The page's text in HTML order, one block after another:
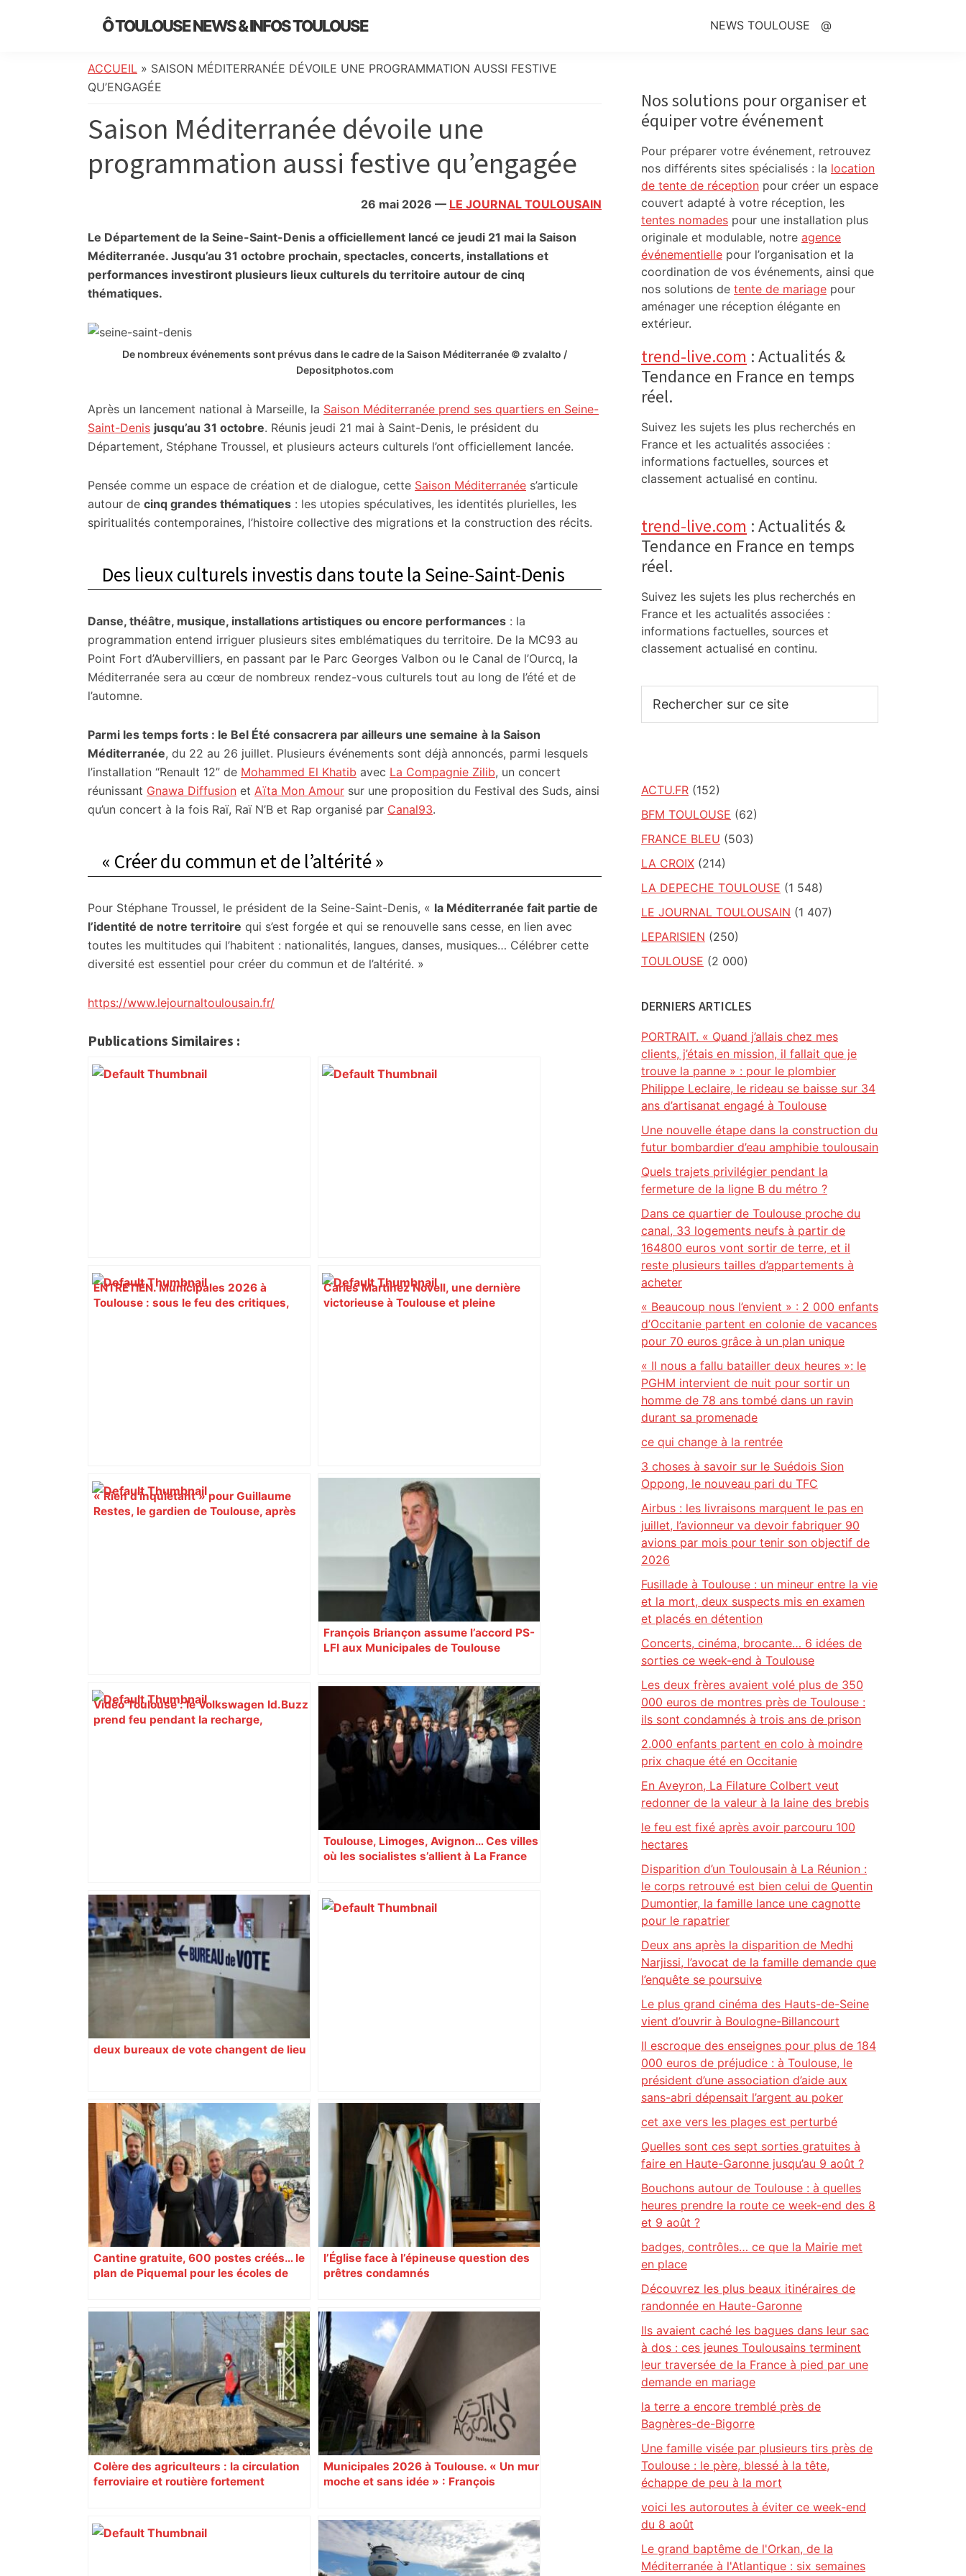
Ô TOULOUSE NEWS & INFOS TOULOUSE
de
l’actualité
info
locale,
société,
météo,
faits
divers
et
initiatives
NEWS TOULOUSE @
ACCUEIL » SAISON MÉDITERRANÉE DÉVOILE UNE PROGRAMMATION AUSSI FESTIVE
QU’ENGAGÉE
Saison Méditerranée dévoile une
programmation aussi festive qu’engagée
26 mai 2026 — LE JOURNAL TOULOUSAIN
Le Département de la Seine-Saint-Denis a officiellement lancé ce jeudi 21 mai la Saison
Méditerranée. Jusqu’au 31 octobre prochain, spectacles, concerts, installations et
performances investiront plusieurs lieux culturels du territoire autour de cinq
thématiques.
De nombreux événements sont prévus dans le cadre de la Saison Méditerranée © zvalalto /
Depositphotos.com
Après un lancement national à Marseille, la Saison Méditerranée prend ses quartiers en Seine-
Saint-Denis jusqu’au 31 octobre. Réunis jeudi 21 mai à Saint-Denis, le président du
Département, Stéphane Troussel, et plusieurs acteurs culturels l’ont officiellement lancée.
Pensée comme un espace de création et de dialogue, cette Saison Méditerranée s’articule
autour de cinq grandes thématiques : les utopies spéculatives, les identités plurielles, les
spiritualités contemporaines, l’histoire collective des migrations et la construction des récits.
Des lieux culturels investis dans toute la Seine-Saint-Denis
Danse, théâtre, musique, installations artistiques ou encore performances : la
programmation entend irriguer plusieurs sites emblématiques du territoire. De la MC93 au
Point Fort d’Aubervilliers, en passant par le Parc Georges Valbon ou le Canal de l’Ourcq, la
Méditerranée sera au cœur de nombreux rendez-vous culturels tout au long de l’été et de
l’automne.
Parmi les temps forts : le Bel Été consacrera par ailleurs une semaine à la Saison
Méditerranée, du 22 au 26 juillet. Plusieurs événements sont déjà annoncés, parmi lesquels
l’installation “Renault 12” de Mohammed El Khatib avec La Compagnie Zilib, un concert
réunissant Gnawa Diffusion et Aïta Mon Amour sur une proposition du Festival des Suds, ainsi
qu’un concert à la fois Raï, Raï N’B et Rap organisé par Canal93.
« Créer du commun et de l’altérité »
Pour Stéphane Troussel, le président de la Seine-Saint-Denis, « la Méditerranée fait partie de
l’identité de notre territoire qui s’est forgée et qui se renouvelle sans cesse, en lien avec
toutes les multitudes qui l’habitent : nationalités, langues, danses, musiques… Célébrer cette
diversité est essentiel pour créer du commun et de l’altérité. »
https://www.lejournaltoulousain.fr/
Publications Similaires :
ENTRETIEN. Municipales 2026 à
Toulouse : sous le feu des critiques,
Carles Martinez Novell, une dernière
victorieuse à Toulouse et pleine
« Rien d'inquiétant » pour Guillaume
Restes, le gardien de Toulouse, après
Après la fusion avec la liste PS
Toulouse, le candidat LFI salue "une
dynamique qui nous oblige à la
responsabilité" – Franceinfo
Vidéo Toulouse : le Volkswagen Id.Buzz
prend feu pendant la recharge,
François Briançon assume l’accord PS-
LFI aux Municipales de Toulouse
"Nous comptons sur votre plus grande
vigilance" : le cobra en liberté près de
Toulouse a de nouveau été aperçu, les
recherches se poursuivent avec des
drones – RTL.fr
Toulouse, Limoges, Avignon… Ces villes
où les socialistes s’allient à La France
deux bureaux de vote changent de lieu
Près de Toulouse : dans cette zone
économique, un axe majeur va être
fermé en fin de soirée, voici les
déviations – Actu.fr
Cantine gratuite, 600 postes créés… le
plan de Piquemal pour les écoles de
l’Église face à l’épineuse question des
prêtres condamnés
Colère des agriculteurs : la circulation
ferroviaire et routière fortement
Municipales 2026 à Toulouse. « Un mur
moche et sans idée » : François
Augustins
Sidebar
Nos solutions pour organiser et
équiper votre événement
Pour préparer votre événement, retrouvez
nos différents sites spécialisés : la location
de tente de réception pour créer un espace
couvert adapté à votre réception, les
tentes nomades pour une installation plus
originale et modulable, notre agence
événementielle pour l’organisation et la
coordination de vos événements, ainsi que
nos solutions de tente de mariage pour
aménager une réception élégante en
extérieur.
trend-live.com : Actualités &
Tendance en France en temps
réel.
Suivez les sujets les plus recherchés en
France et les actualités associées :
informations factuelles, sources et
classement actualisé en continu.
trend-live.com : Actualités &
Tendance en France en temps
réel.
Suivez les sujets les plus recherchés en
France et les actualités associées :
informations factuelles, sources et
classement actualisé en continu.
sur
ACTU.FR (152)
BFM TOULOUSE (62)
FRANCE BLEU (503)
LA CROIX (214)
LA DEPECHE TOULOUSE (1 548)
LE JOURNAL TOULOUSAIN (1 407)
LEPARISIEN (250)
TOULOUSE (2 000)
DERNIERS ARTICLES
PORTRAIT. « Quand j’allais chez mes
clients, j’étais en mission, il fallait que je
trouve la panne » : pour le plombier
Philippe Leclaire, le rideau se baisse sur 34
ans d’artisanat engagé à Toulouse
Une nouvelle étape dans la construction du
futur bombardier d’eau amphibie toulousain
Quels trajets privilégier pendant la
fermeture de la ligne B du métro ?
Dans ce quartier de Toulouse proche du
canal, 33 logements neufs à partir de
164800 euros vont sortir de terre, et il
reste plusieurs tailles d’appartements à
acheter
« Beaucoup nous l’envient » : 2 000 enfants
d’Occitanie partent en colonie de vacances
pour 70 euros grâce à un plan unique
« Il nous a fallu batailler deux heures »: le
PGHM intervient de nuit pour sortir un
homme de 78 ans tombé dans un ravin
durant sa promenade
ce qui change à la rentrée
3 choses à savoir sur le Suédois Sion
Oppong, le nouveau pari du TFC
Airbus : les livraisons marquent le pas en
juillet, l’avionneur va devoir fabriquer 90
avions par mois pour tenir son objectif de
2026
Fusillade à Toulouse : un mineur entre la vie
et la mort, deux suspects mis en examen
et placés en détention
Concerts, cinéma, brocante… 6 idées de
sorties ce week-end à Toulouse
Les deux frères avaient volé plus de 350
000 euros de montres près de Toulouse :
ils sont condamnés à trois ans de prison
2.000 enfants partent en colo à moindre
prix chaque été en Occitanie
En Aveyron, La Filature Colbert veut
redonner de la valeur à la laine des brebis
le feu est fixé après avoir parcouru 100
hectares
Disparition d’un Toulousain à La Réunion :
le corps retrouvé est bien celui de Quentin
Dumontier, la famille lance une cagnotte
pour le rapatrier
Deux ans après la disparition de Medhi
Narjissi, l’avocat de la famille demande que
l’enquête se poursuive
Le plus grand cinéma des Hauts-de-Seine
vient d’ouvrir à Boulogne-Billancourt
Il escroque des enseignes pour plus de 184
000 euros de préjudice : à Toulouse, le
président d’une association d’aide aux
sans-abri dépensait l’argent au poker
cet axe vers les plages est perturbé
Quelles sont ces sept sorties gratuites à
faire en Haute-Garonne jusqu’au 9 août ?
Bouchons autour de Toulouse : à quelles
heures prendre la route ce week-end des 8
et 9 août ?
badges, contrôles… ce que la Mairie met
en place
Découvrez les plus beaux itinéraires de
randonnée en Haute-Garonne
Ils avaient caché les bagues dans leur sac
à dos : ces jeunes Toulousains terminent
leur traversée de la France à pied par une
demande en mariage
la terre a encore tremblé près de
Bagnères-de-Bigorre
Une famille visée par plusieurs tirs près de
Toulouse : le père, blessé à la tête,
échappe de peu à la mort
voici les autoroutes à éviter ce week-end
du 8 août
Le grand baptême de l'Orkan, de la
Méditerranée à l'Atlantique : six semaines